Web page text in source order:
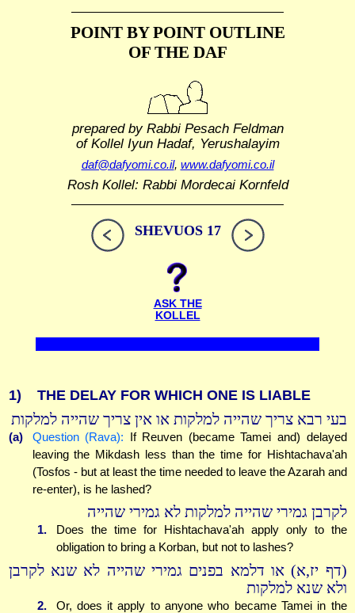
POINT BY POINT OUTLINE
OF THE DAF
prepared by Rabbi Pesach Feldman
of Kollel Iyun Hadaf, Yerushalayim
daf@dafyomi.co.il, www.dafyomi.co.il
Rosh Kollel: Rabbi Mordecai Kornfeld
SHEVUOS 17
ASK THE
KOLLEL
1) THE DELAY FOR WHICH ONE IS LIABLE
בעי רבא צריך שהייה למלקות או אין צריך שהייה למלקות
(a) Question (Rava): If Reuven (became Tamei and) delayed
leaving the Mikdash less than the time for Hishtachava'ah
(Tosfos - but at least the time needed to leave the Azarah and
re-enter), is he lashed?
לקרבן גמירי שהייה למלקות לא גמירי שהייה
1.
Does the time for Hishtachava'ah apply only to the
obligation to bring a Korban, but not to lashes?
(דף יז,א) או דלמא בפנים גמירי שהייה לא שנא לקרבן
ולא שנא למלקות
2.
Or, does it apply to anyone who became Tamei in the